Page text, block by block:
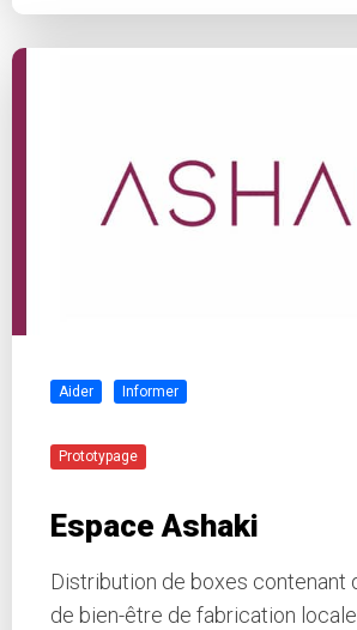
Aider Informer
Prototypage
Espace Ashaki
Distribution de boxes contenant
de bien-être de fabrication